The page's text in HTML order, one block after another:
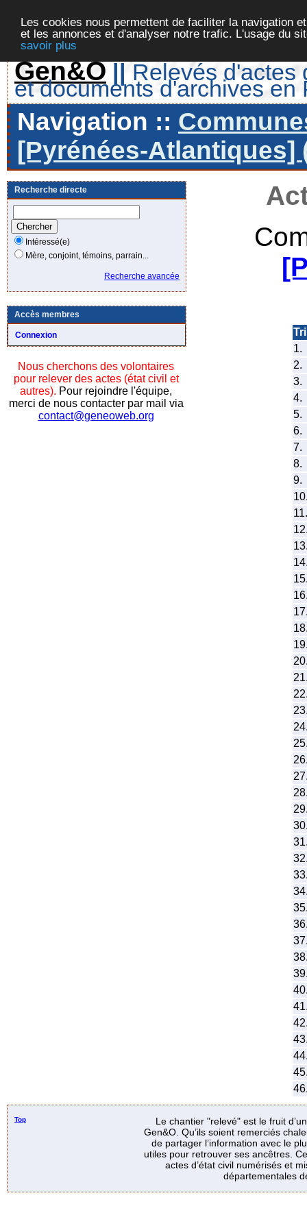
Les cookies nous permettent de faciliter la navigation
et les annonces et d'analyser notre trafic. L'usage du
savoir plus
Gen&O || Relevés d'actes
et documents d'archives en
Navigation ::
[Pyrénées-Atlantiques]
Recherche directe
Intéressé(e)
Mère, conjoint, témoins, parrain...
Recherche avancée
Accès membres
Connexion
Nous cherchons des volontaires
pour relever des actes (état civil et
autres). Pour rejoindre l'équipe,
merci de nous contacter par mail via
contact@geneoweb.org
1.
2.
3.
4.
5.
6.
7.
8.
9.
11.
Top
Le chantier "relevé" est le fruit
Gen&O. Qu’ils soient remerciés
de partager l’information avec le
utiles pour retrouver ses ancêtres.
actes d’état civil numérisés et
départementales